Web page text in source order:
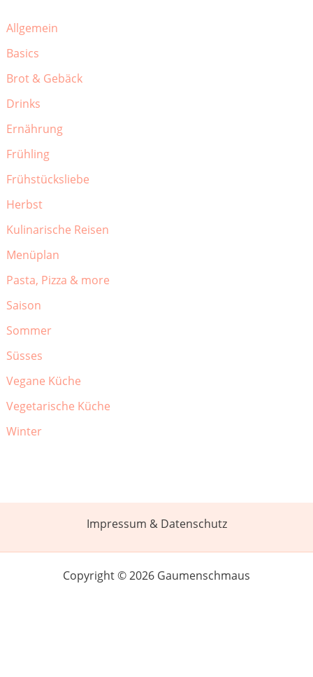
Allgemein
Basics
Brot & Gebäck
Drinks
Ernährung
Frühling
Frühstücksliebe
Herbst
Kulinarische Reisen
Menüplan
Pasta, Pizza & more
Saison
Sommer
Süsses
Vegane Küche
Vegetarische Küche
Winter
Impressum & Datenschutz
Copyright © 2026 Gaumenschmaus